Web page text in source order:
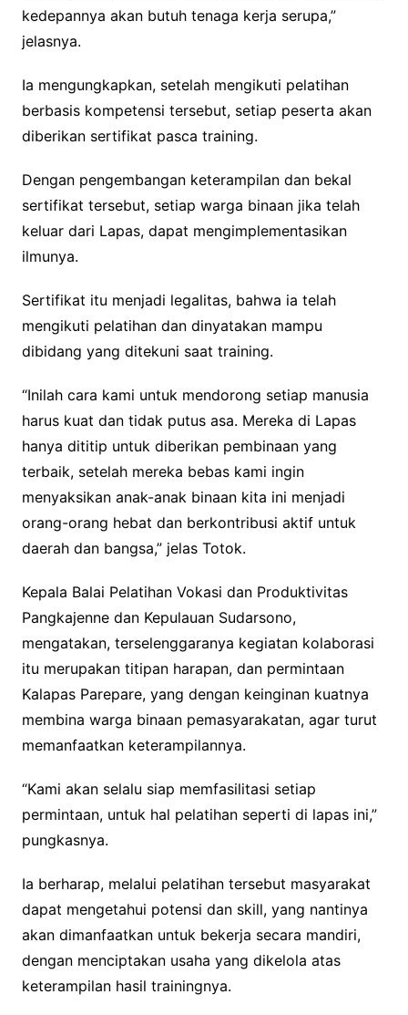
kedepannya akan butuh tenaga kerja serupa,”
jelasnya.
Ia mengungkapkan, setelah mengikuti pelatihan
berbasis kompetensi tersebut, setiap peserta akan
diberikan sertifikat pasca training.
Dengan pengembangan keterampilan dan bekal
sertifikat tersebut, setiap warga binaan jika telah
keluar dari Lapas, dapat mengimplementasikan
ilmunya.
Sertifikat itu menjadi legalitas, bahwa ia telah
mengikuti pelatihan dan dinyatakan mampu
dibidang yang ditekuni saat training.
“Inilah cara kami untuk mendorong setiap manusia
harus kuat dan tidak putus asa. Mereka di Lapas
hanya dititip untuk diberikan pembinaan yang
terbaik, setelah mereka bebas kami ingin
menyaksikan anak-anak binaan kita ini menjadi
orang-orang hebat dan berkontribusi aktif untuk
daerah dan bangsa,” jelas Totok.
Kepala Balai Pelatihan Vokasi dan Produktivitas
Pangkajenne dan Kepulauan Sudarsono,
mengatakan, terselenggaranya kegiatan kolaborasi
itu merupakan titipan harapan, dan permintaan
Kalapas Parepare, yang dengan keinginan kuatnya
membina warga binaan pemasyarakatan, agar turut
memanfaatkan keterampilannya.
“Kami akan selalu siap memfasilitasi setiap
permintaan, untuk hal pelatihan seperti di lapas ini,”
pungkasnya.
Ia berharap, melalui pelatihan tersebut masyarakat
dapat mengetahui potensi dan skill, yang nantinya
akan dimanfaatkan untuk bekerja secara mandiri,
dengan menciptakan usaha yang dikelola atas
keterampilan hasil trainingnya.